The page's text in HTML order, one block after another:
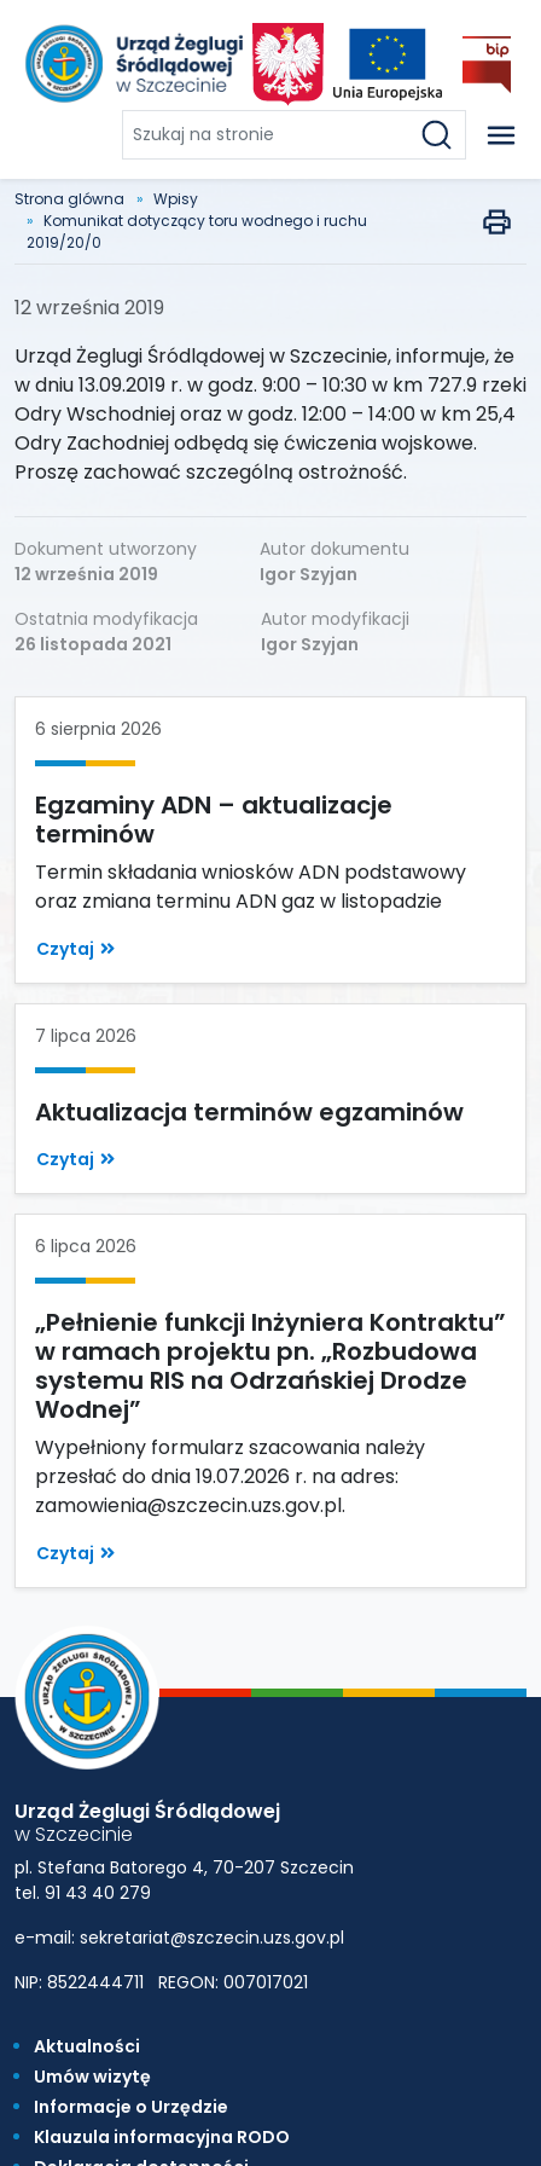
Szukaj
na
stronie
Strona glówna
Wpisy
Komunikat dotyczący toru wodnego i ruchu
2019/20/0
12 września 2019
Urząd Żeglugi Śródlądowej w Szczecinie, informuje, że
w dniu 13.09.2019 r. w godz. 9:00 – 10:30 w km 727.9 rzeki
Odry Wschodniej oraz w godz. 12:00 – 14:00 w km 25,4
Odry Zachodniej odbędą się ćwiczenia wojskowe.
Proszę zachować szczególną ostrożność.
Dokument utworzony
12 września 2019
Autor dokumentu
Igor Szyjan
Ostatnia modyfikacja
26 listopada 2021
Autor modyfikacji
Igor Szyjan
6 sierpnia 2026
Egzaminy ADN – aktualizacje
terminów
Termin składania wniosków ADN podstawowy
oraz zmiana terminu ADN gaz w listopadzie
Czytaj
7 lipca 2026
Aktualizacja terminów egzaminów
Czytaj
6 lipca 2026
„Pełnienie funkcji Inżyniera Kontraktu”
w ramach projektu pn. „Rozbudowa
systemu RIS na Odrzańskiej Drodze
Wodnej”
Wypełniony formularz szacowania należy
przesłać do dnia 19.07.2026 r. na adres:
zamowienia@szczecin.uzs.gov.pl.
Czytaj
Urząd Żeglugi Śródlądowej
w Szczecinie
pl. Stefana Batorego 4, 70-207 Szczecin
tel. 91 43 40 279
e-mail: sekretariat@szczecin.uzs.gov.pl
NIP: 8522444711
REGON: 007017021
Aktualności
Umów wizytę
Informacje o Urzędzie
Klauzula informacyjna RODO